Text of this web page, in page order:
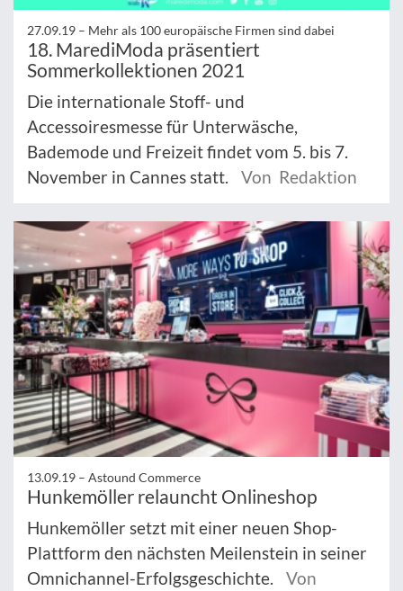
27.09.19 – Mehr als 100 europäische Firmen sind dabei
18. MarediModa präsentiert
Sommerkollektionen 2021
Die internationale Stoff- und
Accessoiresmesse für Unterwäsche,
Bademode und Freizeit findet vom 5. bis 7.
November in Cannes statt.
Von Redaktion
13.09.19 – Astound Commerce
Hunkemöller relauncht Onlineshop
Hunkemöller setzt mit einer neuen Shop-
Plattform den nächsten Meilenstein in seiner
Omnichannel-Erfolgsgeschichte.
Von